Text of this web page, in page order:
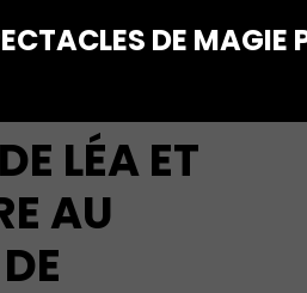
DE MAGIE
LÉA ET
AU